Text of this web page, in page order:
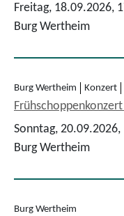
Freitag, 18.09.2026,
Burg Wertheim
Burg Wertheim Konzert
Sonntag, 20.09.2026,
Burg Wertheim
Burg Wertheim